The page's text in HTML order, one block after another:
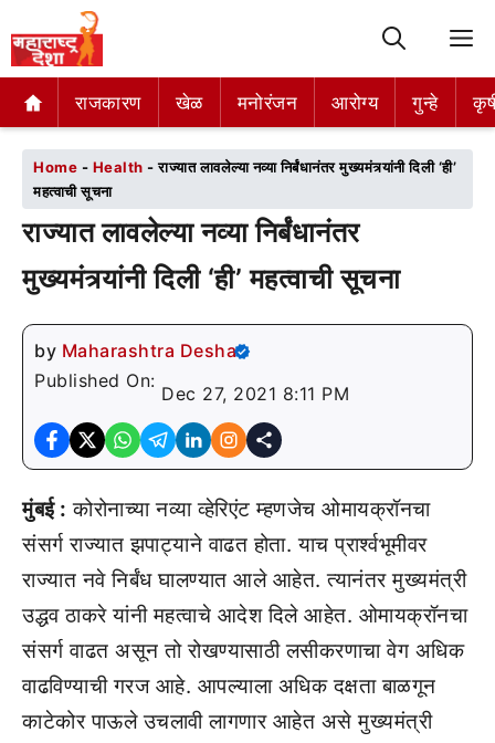
राजकारण खेळ मनोरंजन आरोग्य गुन्हे
राजकारण खेळ मनोरंजन आरोग्य गुन्हे
Home - Health -राज्यात लावलेल्या नव्या निर्बंधानंतर मुख्यमंत्र्यांनी दिली ‘ही’
महत्वाची सूचना
राज्यात लावलेल्या नव्या निर्बंधानंतर
मुख्यमंत्र्यांनी दिली ‘ही’ महत्वाची सूचना
by Maharashtra Desha
Published On:
Dec 27, 2021 8:11 PM
मुंबई : कोरोनाच्या नव्या व्हेरिएंट म्हणजेच ओमायक्रॉनचा
संसर्ग राज्यात झपाट्याने वाढत होता. याच प्रार्श्वभूमीवर
राज्यात नवे निर्बंध घालण्यात आले आहेत. त्यानंतर मुख्यमंत्री
उद्धव ठाकरे यांनी महत्वाचे आदेश दिले आहेत. ओमायक्रॉनचा
संसर्ग वाढत असून तो रोखण्यासाठी लसीकरणाचा वेग अधिक
वाढविण्याची गरज आहे. आपल्याला अधिक दक्षता बाळगून
काटेकोर पाऊले उचलावी लागणार आहेत असे मुख्यमंत्री